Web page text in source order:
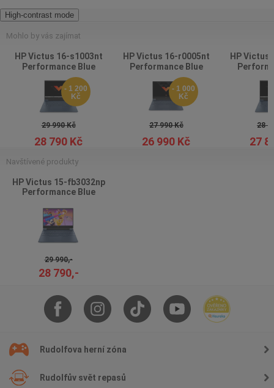
High-contrast mode
Mohlo by vás zajímat
HP Victus 16-s1003nt
Performance Blue
- 1 200
Kč
29 990 Kč
28 790 Kč
HP Victus 16-r0005nt
Performance Blue
- 1 000
Kč
27 990 Kč
26 990 Kč
HP Victus
28
27
Navštívené produkty
HP Victus 15-fb3032np
Performance Blue
29 990,-
28 790,-
Rudolfova herní zóna
Rudolfův svět repasů